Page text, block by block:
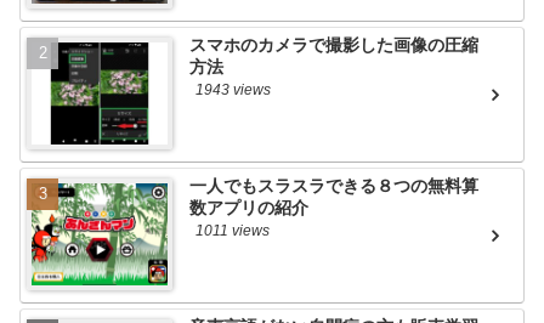
スマホのカメラで撮影した画像の圧縮
方法
1943 views
一人でもスラスラできる８つの無料算
数アプリの紹介
1011 views